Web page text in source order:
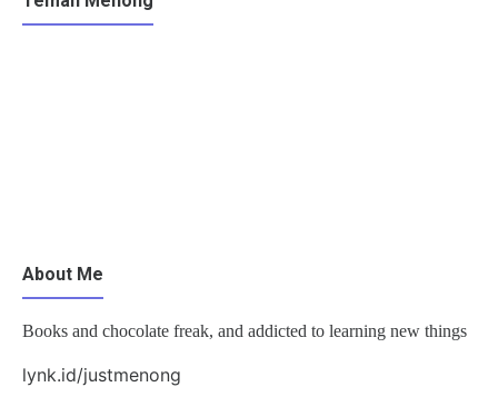
About Me
Books and chocolate freak, and addicted to learning new things
lynk.id/justmenong